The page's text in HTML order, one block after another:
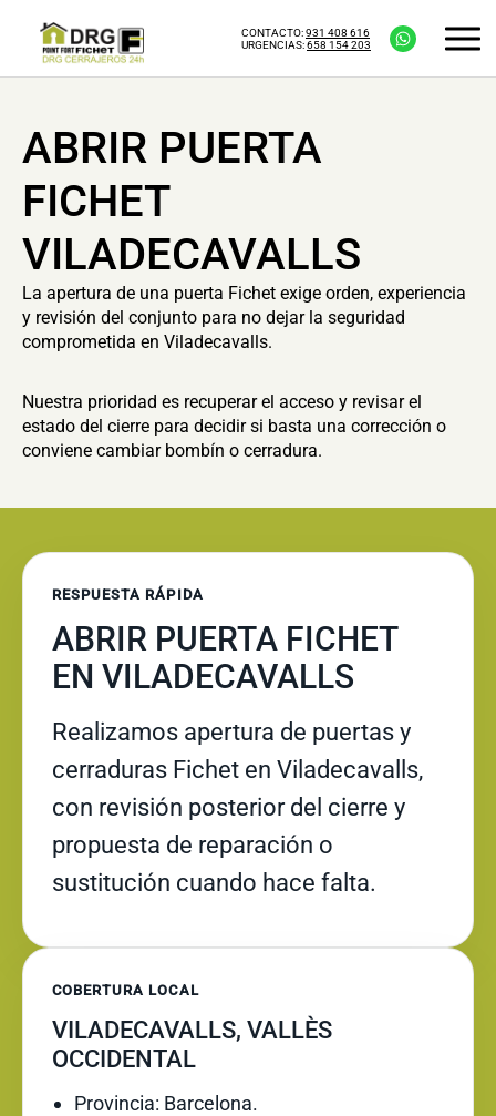
CONTACTO:931 408 616
URGENCIAS:658 154 203
ABRIR PUERTA
FICHET
VILADECAVALLS
La apertura de una puerta Fichet exige orden, experiencia
y revisión del conjunto para no dejar la seguridad
comprometida en Viladecavalls.
Nuestra prioridad es recuperar el acceso y revisar el
estado del cierre para decidir si basta una corrección o
conviene cambiar bombín o cerradura.
RESPUESTA RÁPIDA
ABRIR PUERTA FICHET
EN VILADECAVALLS
Realizamos apertura de puertas y
cerraduras Fichet en Viladecavalls,
con revisión posterior del cierre y
propuesta de reparación o
sustitución cuando hace falta.
COBERTURA LOCAL
VILADECAVALLS, VALLÈS
OCCIDENTAL
Provincia: Barcelona.